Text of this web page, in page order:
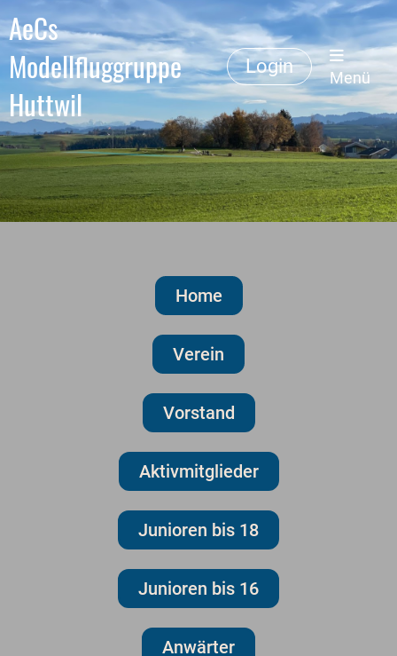
AeCs
Modellfluggruppe
Huttwil
Login
Menü
Home
Verein
Vorstand
Aktivmitglieder
Junioren bis 18
Junioren bis 16
Anwärter